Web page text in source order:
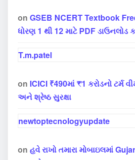
on GSEB NCERT Textbook
ધોરણ 1 થી 12 માટે PDF ડાઉનલોડ
T.m.patel
on ICICI ₹490માં ₹1 કરોડનો ટર્મ
અને શ્રેષ્ઠ સુરક્ષા
newtoptecnologyupdate
on હવે રાખો તમારા મોબાઇલમાં